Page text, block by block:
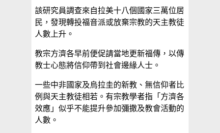
該研究員調查來自拉美十八個國家三萬位居
民，發現轉投福音派或放棄宗教的天主教徒
人數上升。
教宗方濟各早前便促請當地更新福傳，以傳
教士心態將信仰帶到社會邊緣人士。
一些中非國家及烏拉圭的新教、無信仰者比
例與天主教徒相若。有宗教學者指「方濟各
效應」似乎不能提升參加彌撒及教會活動的
人數。